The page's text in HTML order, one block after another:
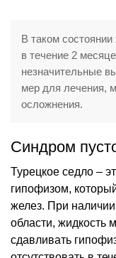
В таком
в течение 2
незначительные
мер для лечения,
осложнения.
Синдром
Турецкое седло –
гипофизом,
желез. При наличии
области, жидкость
сдавливать